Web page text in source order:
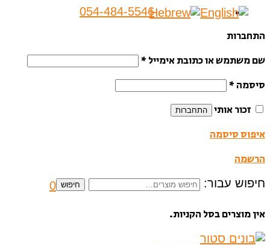
054-484-5546
התחברות
שם משתמש או כתובת אימייל *
סיסמה *
זכור אותי
התחברות
איפוס סיסמה
הרשמה
חיפוש עבור: חיפוש 0
אין מוצרים בסל הקניות.